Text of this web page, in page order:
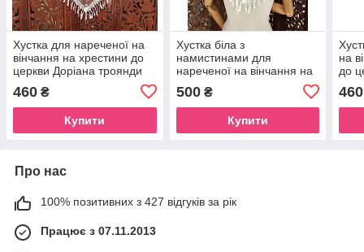
Хустка для нареченої на
вінчання на хрестини до
церкви Доріана троянди
460 ₴
Купити
Хустка біла з
намистинами для
нареченої на вінчання на
Доріана квітка/завиток
500₴
Купити
на
до
460
Про нас
100% позитивних з 427 відгуків за рік
Працює з 07.11.2013